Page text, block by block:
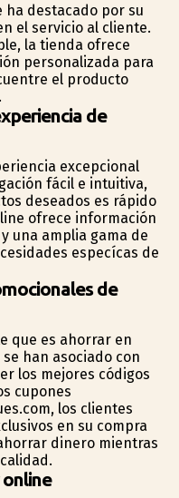
ha destacado por su
el servicio al cliente.
la tienda ofrece
personalizada para
el producto
de
excepcional
fácil e intuitiva,
deseados es rápido
ofrece información
una amplia gama de
específicas de
de
que es ahorrar en
han asociado con
los mejores códigos
cupones
los clientes
en su compra
dinero mientras